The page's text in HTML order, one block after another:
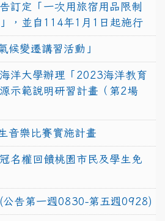
訂定「一次用旅宿用品限制
，並自114年1月1日起施行
候變遷講習活動」
洋大學辦理「2023海洋教育
示範說明研習計畫（第2場
音樂比賽實施計畫
名權回饋桃園市民及學生免
公告第一週0830-第五週0928)